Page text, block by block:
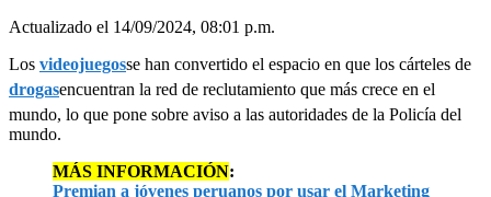
Actualizado el 14/09/2024, 08:01 p.m.
Los videojuegosse han convertido el espacio en que los cárteles de
drogasencuentran la red de reclutamiento que más crece en el
mundo, lo que pone sobre aviso a las autoridades de la Policía del
mundo.
MÁS INFORMACIÓN:
Premian a jóvenes peruanos por usar el Marketing